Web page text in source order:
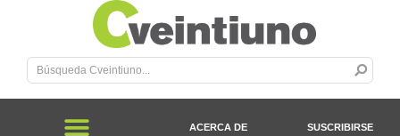
ACERCA DE SUSCRIBIRSE